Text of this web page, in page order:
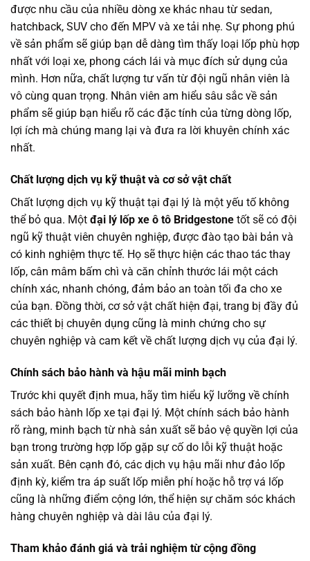
được nhu cầu của nhiều dòng xe khác nhau từ sedan,
hatchback, SUV cho đến MPV và xe tải nhẹ. Sự phong phú
về sản phẩm sẽ giúp bạn dễ dàng tìm thấy loại lốp phù hợp
nhất với loại xe, phong cách lái và mục đích sử dụng của
mình. Hơn nữa, chất lượng tư vấn từ đội ngũ nhân viên là
vô cùng quan trọng. Nhân viên am hiểu sâu sắc về sản
phẩm sẽ giúp bạn hiểu rõ các đặc tính của từng dòng lốp,
lợi ích mà chúng mang lại và đưa ra lời khuyên chính xác
nhất.
Chất lượng dịch vụ kỹ thuật và cơ sở vật chất
Chất lượng dịch vụ kỹ thuật tại đại lý là một yếu tố không
thể bỏ qua. Một đại lý lốp xe ô tô Bridgestone tốt sẽ có đội
ngũ kỹ thuật viên chuyên nghiệp, được đào tạo bài bản và
có kinh nghiệm thực tế. Họ sẽ thực hiện các thao tác thay
lốp, cân mâm bấm chì và căn chỉnh thước lái một cách
chính xác, nhanh chóng, đảm bảo an toàn tối đa cho xe
của bạn. Đồng thời, cơ sở vật chất hiện đại, trang bị đầy đủ
các thiết bị chuyên dụng cũng là minh chứng cho sự
chuyên nghiệp và cam kết về chất lượng dịch vụ của đại lý.
Chính sách bảo hành và hậu mãi minh bạch
Trước khi quyết định mua, hãy tìm hiểu kỹ lưỡng về chính
sách bảo hành lốp xe tại đại lý. Một chính sách bảo hành
rõ ràng, minh bạch từ nhà sản xuất sẽ bảo vệ quyền lợi của
bạn trong trường hợp lốp gặp sự cố do lỗi kỹ thuật hoặc
sản xuất. Bên cạnh đó, các dịch vụ hậu mãi như đảo lốp
định kỳ, kiểm tra áp suất lốp miễn phí hoặc hỗ trợ vá lốp
cũng là những điểm cộng lớn, thể hiện sự chăm sóc khách
hàng chuyên nghiệp và dài lâu của đại lý.
Tham khảo đánh giá và trải nghiệm từ cộng đồng